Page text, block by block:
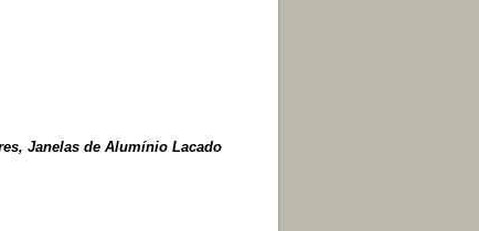
Janelas de Alumínio Lacado